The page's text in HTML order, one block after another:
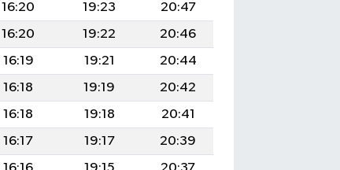
16:20 19:23
20:47
16:20 19:22
20:46
16:19 19:21
20:44
16:18 19:19
20:42
16:18 19:18
20:41
16:17 19:17
20:39